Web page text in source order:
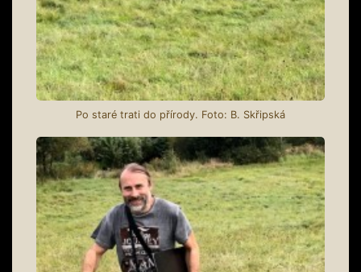
Po staré trati do přírody. Foto: B. Skřipská